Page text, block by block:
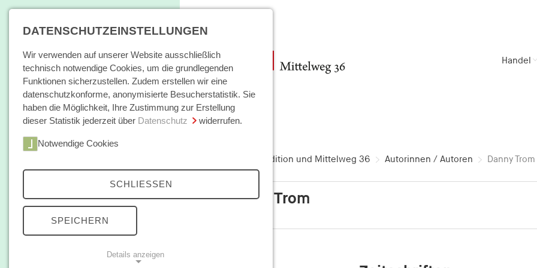
Home
Bücher / E-Books
Handel
Hamburger Edition und Mittelweg 36 Autorinnen / Autoren Danny Trom
Danny Trom
DATENSCHUTZEINSTELLUNGEN
Wir verwenden auf unserer Website ausschließlich
technisch notwendige Cookies, um die grundlegenden
Funktionen sicherzustellen. Zudem erstellen wir eine
datenschutzkonforme, anonymisierte Besucherstatistik. Sie
haben die Möglichkeit, Ihre Zustimmung zur Erstellung
dieser Statistik jederzeit über Datenschutz widerrufen.
Notwendige Cookies
SCHLIESSEN
SPEICHERN
Details anzeigen